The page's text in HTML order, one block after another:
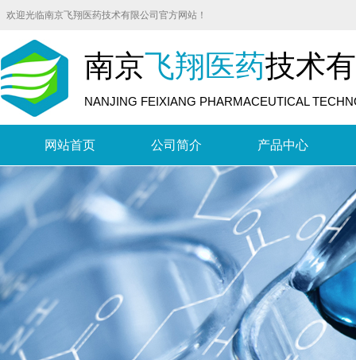
欢迎光临南京飞翔医药技术有限公司官方网站！
南京飞翔医药技术
NANJING FEIXIANG PHARMACEUTICAL
网站首页 公司简介 产品中心